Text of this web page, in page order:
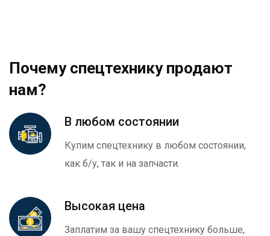
Почему спецтехнику продают
нам?
В любом состоянии
Купим спецтехнику в любом состоянии,
как б/у, так и на запчасти.
Высокая цена
Заплатим за вашу спецтехнику больше,